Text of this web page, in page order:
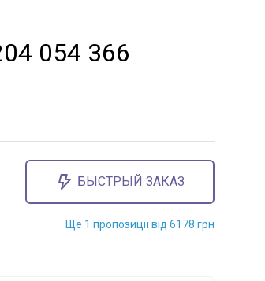
054 366
БЫСТРЫЙ ЗАКАЗ
Ще 1 пропозиції від 6178 грн